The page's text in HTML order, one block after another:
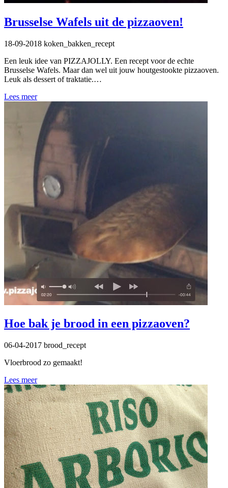
Brusselse Wafels uit de pizzaoven!
18-09-2018 koken_bakken_recept
Een leuk idee van PIZZAJOLLY. Een recept voor de echte
Brusselse Wafels. Maar dan wel uit jouw houtgestookte pizzaoven.
Leuk als dessert of traktatie.…
Lees meer
Hoe bak je brood in een pizzaoven?
06-04-2017 brood_recept
Vloerbrood zo gemaakt!
Lees meer